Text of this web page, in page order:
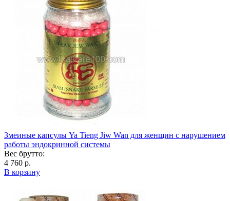
Змеиные капсулы Ya Tieng Jiw Wan для женщин с нарушением
работы эндокринной системы
Вес брутто:
4 760 р.
В корзину